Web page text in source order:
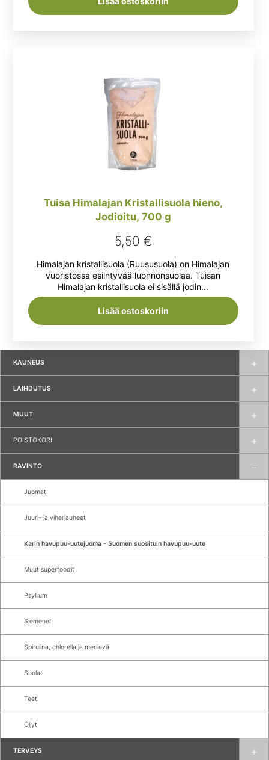
KAUNEUS
LAIHDUTUS
MUUT
POISTOKORI
RAVINTO
Juomat
Juuri- ja viherjauheet
Karin havupuu-uutejuoma - Suomen suosituin havupuu-uute
Muut superfoodit
Psyllium
Siemenet
Spirulina, chlorella ja merilevä
Suolat
Teet
Öljyt
TERVEYS
Tuisa Himalajan Kristallisuola hieno,
Jodioitu, 700 g
5,50 €
Himalajan kristallisuola (Ruususuola) on Himalajan
vuoristossa esiintyvää luonnonsuolaa. Tuisan
Himalajan kristallisuola ei sisällä jodin...
Lisää ostoskoriin